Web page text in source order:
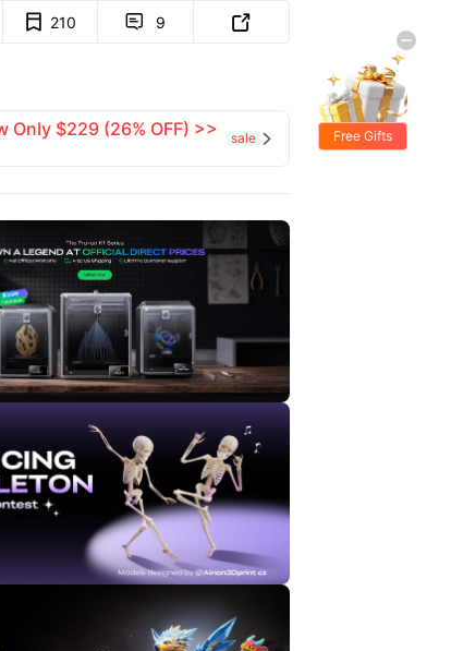
210  9 
Only $229 (26% OFF) >>
sale  Free Gifts